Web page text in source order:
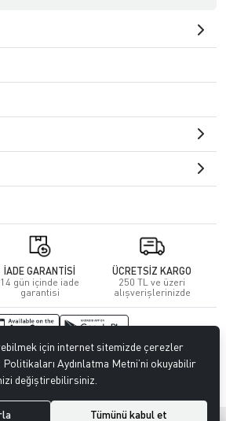
İADE GARANTİSİ
14 gün içinde iade
garantisi
ÜCRETSİZ KARGO
250 TL ve üzeri
alışverişlerinizde
DERİ. Tüm hakları saklıdır.
Nesil E-Ticaret Sistemleri ile Hazırlanmıştır.
için internet sitemizde çerezler
Politikaları Aydınlatma Metni’ni okuyabilir
değiştirebilirsiniz.
Tümünü kabul et